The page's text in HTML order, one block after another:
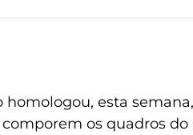
homologou, esta
os quadros